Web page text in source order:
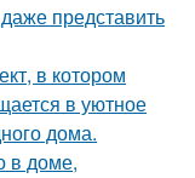
представить
в котором
в уютное
дома.
в доме,